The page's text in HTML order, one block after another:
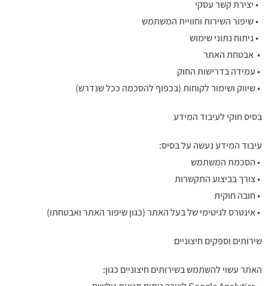
• יצירת קשר עסקי
• שיפור השירות וחוויית המשתמש
• ניתוח נתוני שימוש
• אבטחת האתר
• עמידה בדרישות החוק
• שיווק ושימור לקוחות (בכפוף להסכמה ככל שנדרש)
בסיס חוקי לעיבוד המידע
עיבוד המידע נעשה על בסיס:
• הסכמת המשתמש
• צורך בביצוע התקשרות
• חובה חוקית
• אינטרס לגיטימי של בעל האתר (כגון שיפור האתר ואבטחתו)
שירותים וספקים חיצוניים
האתר עשוי להשתמש בשירותים חיצוניים כגון: